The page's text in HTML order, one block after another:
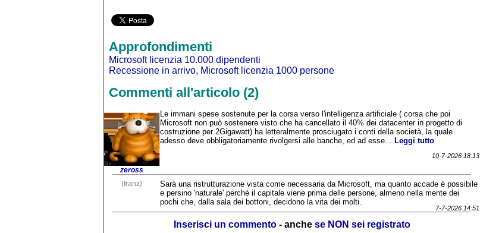
Approfondimenti
Microsoft licenzia 10.000 dipendenti
Recessione in arrivo, Microsoft licenzia 1000 persone
Commenti all'articolo (2)
zeross
Le immani spese sostenute per la corsa verso l'intelligenza artificiale ( corsa che poi
Microsoft non può sostenere visto che ha cancellato il 40% dei datacenter in progetto di
costruzione per 2Gigawatt) ha letteralmente prosciugato i conti della società, la quale
adesso deve obbligatoriamente rivolgersi alle banche, ed ad esse... Leggi tutto
10-7-2026 18:13
{franz}
Sarà una ristrutturazione vista come necessaria da Microsoft, ma quanto accade è possibile
e persino 'naturale' perché il capitale viene prima delle persone, almeno nella mente dei
pochi che, dalla sala dei bottoni, decidono la vita dei molti.
7-7-2026 14:51
Inserisci un commento- anche se NON sei registrato